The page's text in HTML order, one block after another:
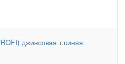
джинсовая т.синяя